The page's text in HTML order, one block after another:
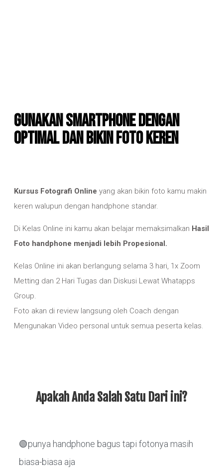
Gunakan Smartphone dengan
Optimal dan bikin Foto keren
Kursus Fotografi Online yang akan bikin foto kamu makin
keren walupun dengan handphone standar.
Di Kelas Online ini kamu akan belajar memaksimalkan Hasil
Foto handphone menjadi lebih Propesional.
Kelas Online ini akan berlangung selama 3 hari, 1x Zoom
Metting dan 2 Hari Tugas dan Diskusi Lewat Whatapps
Group.
Foto akan di review langsung oleh Coach dengan
Mengunakan Video personal untuk semua peserta kelas.
Apakah Anda Salah Satu Dari ini?
🟢punya handphone bagus tapi fotonya masih
biasa-biasa aja